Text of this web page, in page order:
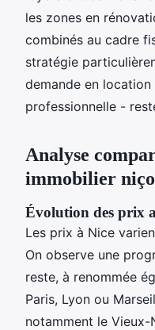
les zones en
combinés au cadre
stratégie
demande en
professionnelle -
Analyse
immobilier
Évolution des prix
Les prix à Nice
On observe une
reste, à renommée
Paris, Lyon ou
notamment le Vieux-